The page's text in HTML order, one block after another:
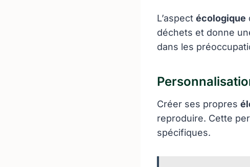
L’aspect écologique
déchets et donne
dans les
Créer ses propres
reproduire. Cette
spécifiques.